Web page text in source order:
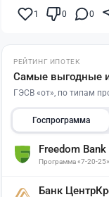
1 0 0
РЕЙТИНГ ИПОТЕК
Самые выгодные
ГЭСВ «от», по типам
Госпрограмма
Freedom Bank
Программа «7-20-25»
Банк